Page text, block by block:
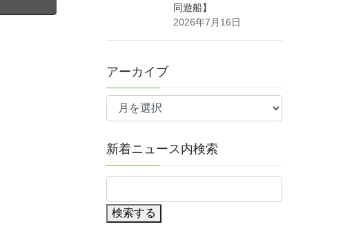
同遊船】
2026年7月16日
アーカイブ
ア
イ
新着ニュース内検索
検索する